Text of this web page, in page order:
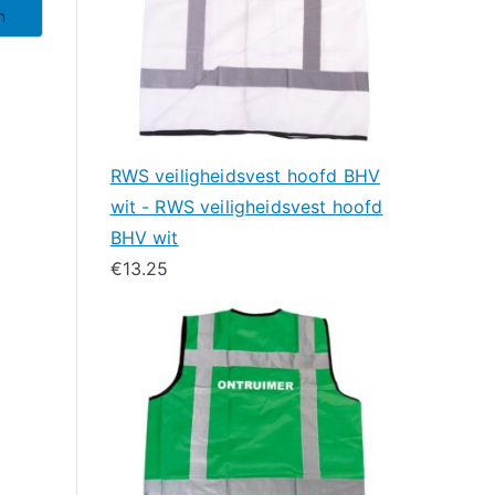
RWS veiligheidsvest hoofd BHV
wit - RWS veiligheidsvest hoofd
BHV wit
€13.25